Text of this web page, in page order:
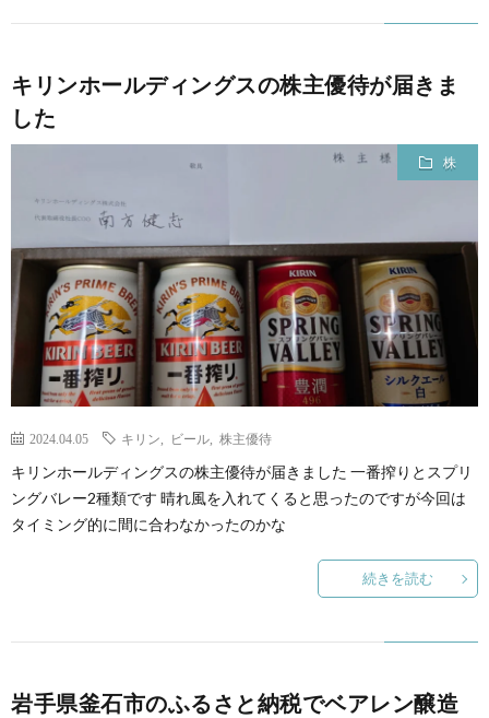
キリンホールディングスの株主優待が届きま
した
株
2024.04.05 キリン ビール 株主優待
キリンホールディングスの株主優待が届きました 一番搾りとスプリ
ングバレー2種類です 晴れ風を入れてくると思ったのですが今回は
タイミング的に間に合わなかったのかな
続きを読む
岩手県釜石市のふるさと納税でベアレン醸造